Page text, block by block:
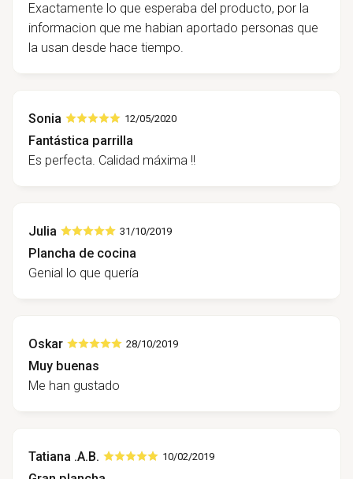
Exactamente lo que esperaba del producto, por la
informacion que me habian aportado personas que
la usan desde hace tiempo.
Sonia 12/05/2020
Fantástica parrilla
Es perfecta. Calidad máxima !!
Julia 31/10/2019
Plancha de cocina
Genial lo que quería
Oskar 28/10/2019
Muy buenas
Me han gustado
Tatiana .A.B. 10/02/2019